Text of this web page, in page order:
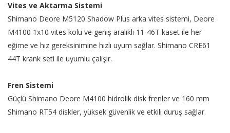
Vites ve Aktarma Sistemi
Shimano Deore M5120 Shadow Plus arka vites sistemi, Deore
M4100 1x10 vites kolu ve geniş aralıklı 11-46T kaset ile her
eğime ve hız gereksinimine hızlı uyum sağlar. Shimano CRE61
44T krank seti ile uyumlu çalışır.
Fren Sistemi
Güçlü Shimano Deore M4100 hidrolik disk frenler ve 160 mm
Shimano RT54 diskler, yüksek güvenlik ve etkili duruş sağlar.